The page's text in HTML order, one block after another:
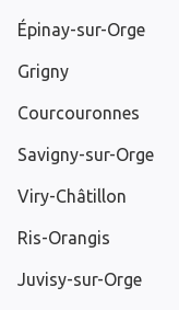
Épinay-sur-Orge
Grigny
Courcouronnes
Savigny-sur-Orge
Viry-Châtillon
Ris-Orangis
Juvisy-sur-Orge